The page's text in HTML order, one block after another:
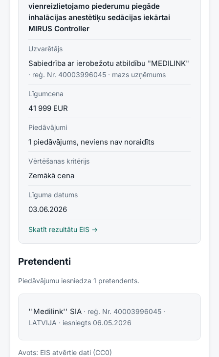
vienreizlietojamo piederumu piegāde
inhalācijas anestētiķu sedācijas iekārtai
MIRUS Controller
Uzvarētājs
Sabiedrība ar ierobežotu atbildību "MEDILINK"
· reģ. Nr. 40003996045 · mazs uzņēmums
Līgumcena
41 999 EUR
Piedāvājumi
1 piedāvājums, neviens nav noraidīts
Vērtēšanas kritērijs
Zemākā cena
Līguma datums
03.06.2026
Skatīt rezultātu EIS →
Pretendenti
Piedāvājumu iesniedza 1 pretendents.
''Medilink'' SIA · reģ. Nr. 40003996045 ·
LATVIJA · iesniegts 06.05.2026
Avots: EIS atvērtie dati (CC0)